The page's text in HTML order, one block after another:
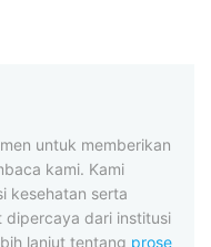
untuk memberikan
kami. Kami
kesehatan serta
dipercaya dari institusi
lanjut tentang prose